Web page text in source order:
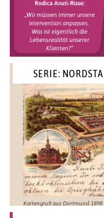
SERIE:
Kartengruß aus Dortmund